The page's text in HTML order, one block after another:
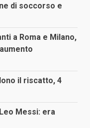
di soccorso e
a Roma e Milano,
il riscatto, 4
Messi: era